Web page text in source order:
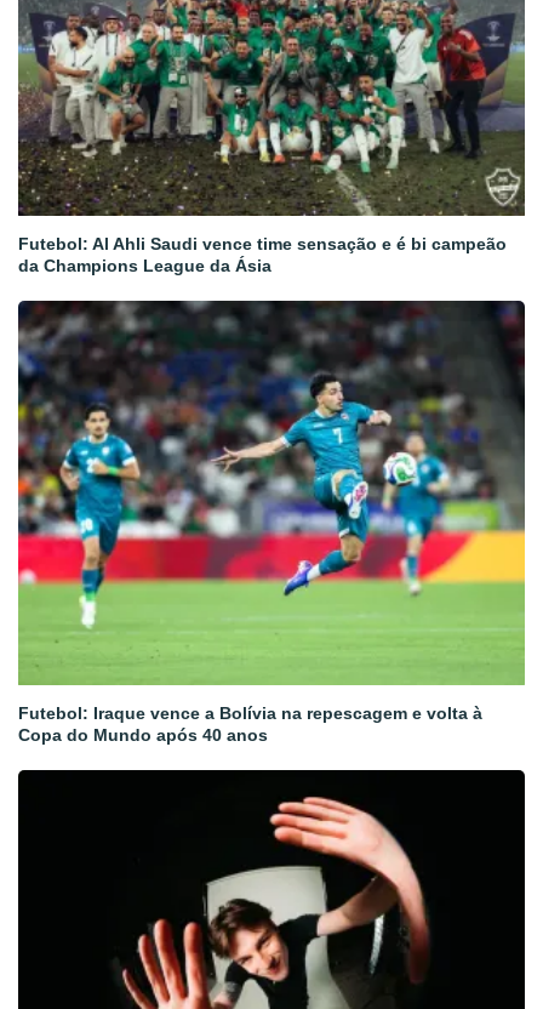
Futebol: Al Ahli Saudi vence time sensação e é bi campeão
da Champions League da Ásia
Futebol: Iraque vence a Bolívia na repescagem e volta à
Copa do Mundo após 40 anos